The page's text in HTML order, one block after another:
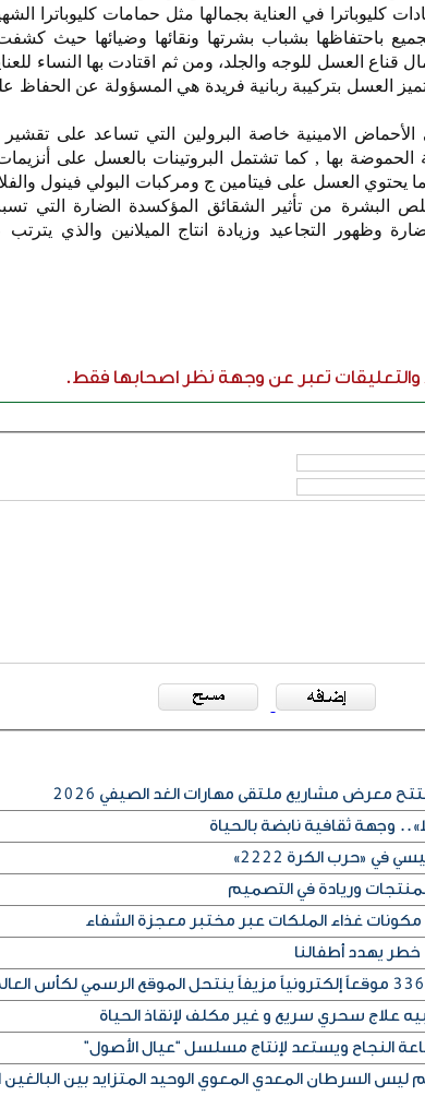
كليوباترا في العناية بجمالها مثل حمامات كليوباترا
باحتفاظها بشباب بشرتها ونقائها وضيائها حيث
قناع العسل للوجه والجلد، ومن ثم اقتادت بها النساء
العسل بتركيبة ربانية فريدة هي المسؤولة عن الحفاظ
الامينية خاصة البرولين التي تساعد على تقشير
الحموضة بها , كما تشتمل البروتينات بالعسل على
كما يحتوي العسل على فيتامين ج ومركبات البولي فينول
البشرة من تأثير الشقائق المؤكسدة الضارة التي
وظهور التجاعيد وزيادة انتاج الميلانين والذي
والتعليقات تعبر عن وجهة نظر اصحابها فقط.
معرض مشاريع ملتقى مهارات الغد الصيفي 2026
وجهة ثقافية نابضة بالحياة
في «حرب الكرة 2222»
وريادة في التصميم
غذاء الملكات عبر مختبر معجزة الشفاء
خطر يهدد أطفالنا
علاج سحري سريع و غير مكلف لإنقاذ الحياة
النجاح ويستعد لإنتاج مسلسل “عيال الأصول”
السرطان المعدي المعوي الوحيد المتزايد بين البالغين